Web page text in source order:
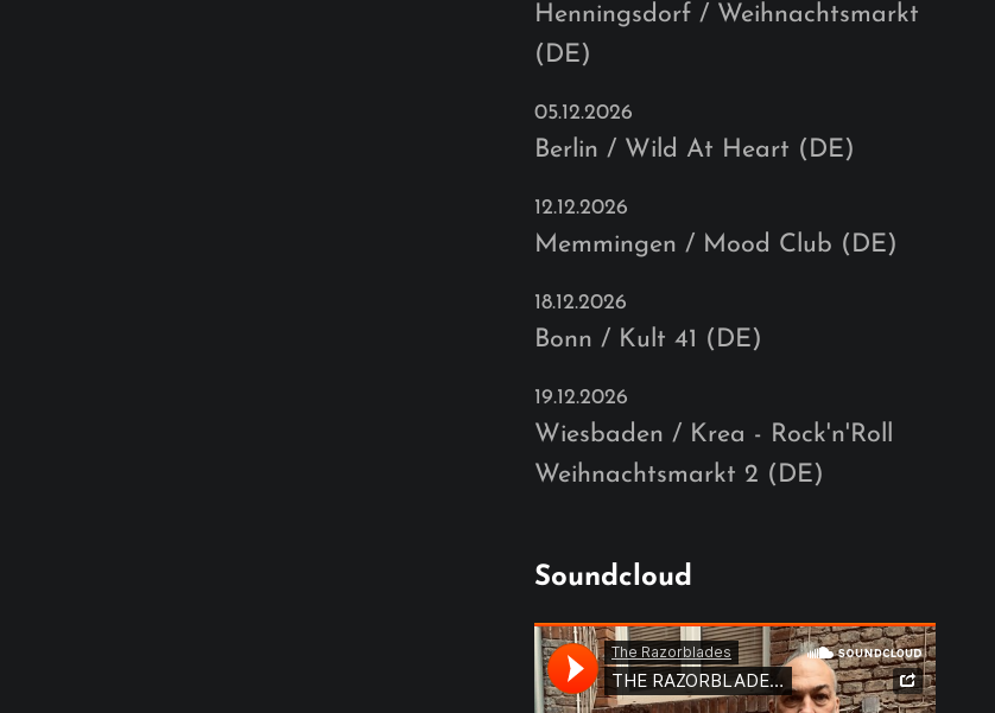
Henningsdorf / Weihnachtsmarkt
(DE)
05.12.2026
Berlin / Wild At Heart (DE)
12.12.2026
Memmingen / Mood Club (DE)
18.12.2026
Bonn / Kult 41 (DE)
19.12.2026
Wiesbaden / Krea - Rock'n'Roll
Weihnachtsmarkt 2 (DE)
Soundcloud